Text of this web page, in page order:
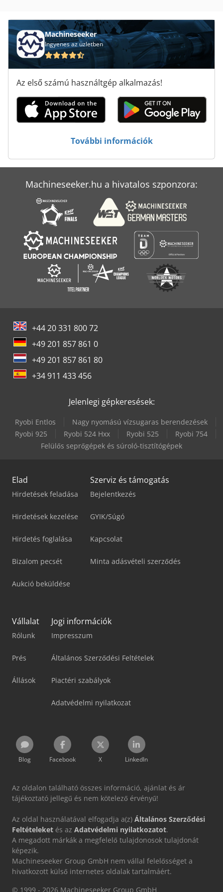
Lé Sajtó
Lézervágó Gép
Ragasztó Gép
Élhajlító Gép
Machineseeker
Ingyenes az üzletben
Az első számú használtgép alkalmazás!
További információk
Machineseeker.hu a hivatalos szponzora:
+44 20 331 800 72
+49 201 857 861 0
+49 201 857 861 80
+34 911 433 456
Jelenlegi gépkeresések:
Ryobi Entlos
Nagy nyomású vízsugaras berendezések
Ryobi 925
Ryobi 524 Hxx Ryobi 525
Ryobi 754
Felülős seprőgépek és súroló-tisztítógépek
Elad
Hirdetések feladása
Hirdetések kezelése
Hirdetés foglalása
Bizalom pecsét
Aukció beküldése
Szerviz és támogatás
Bejelentkezés
GYIK/Súgó
Kapcsolat
Minta adásvételi szerződés
Vállalat
Rólunk
Prés
Állások
Jogi információk
Impresszum
Általános Szerződési Feltételek
Piactéri szabályok
Adatvédelmi nyilatkozat
Blog Facebook X LinkedIn
Az oldalon található összes információ, ajánlat és ár
tájékoztató jellegű és nem kötelező érvényű!
Az oldal használatával elfogadja a(z) Általános Szerződési
Feltételeket és az Adatvédelmi nyilatkozatot.
A megadott márkák a megfelelő tulajdonosok tulajdonát
képezik.
Machineseeker Group GmbH nem vállal felelősséget a
hivatkozott külső internetes oldalak tartalmáért.
© 1999 - 2026 Machineseeker Group GmbH